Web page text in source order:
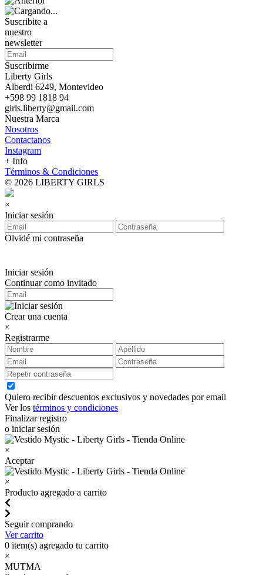
Suscribite a
nuestro
newsletter
Suscribirme
Liberty Girls
Alberdi 6249, Montevideo
+598 99 1818 94
girls.liberty@gmail.com
Nuestra Marca
Nosotros
Contactanos
Instagram
+ Info
Términos & Condiciones
© 2026 LIBERTY GIRLS
×
Iniciar sesión
Olvidé mi contraseña
Iniciar sesión
Continuar como invitado
Crear una cuenta
×
Registrarme
Quiero recibir descuentos exclusivos y novedades por email
Ver los términos y condiciones
Finalizar registro
o iniciar sesión
×
Aceptar
×
Producto agregado a carrito
Seguir comprando
Ver carrito
0 item(s) agregado tu carrito
×
MUTMA